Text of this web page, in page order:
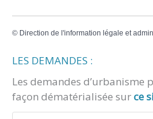
© Direction de l'information légale et
LES DEMANDES :
Les demandes d’urbanisme
façon dématérialisée surce